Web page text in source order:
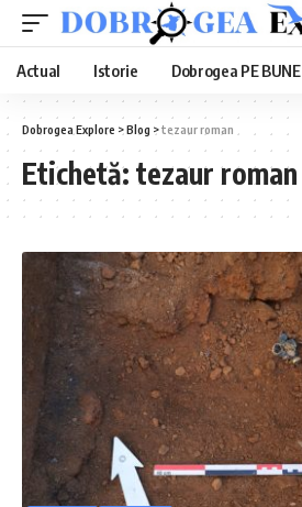
Actual Istorie Dobrogea PE BUNE
Dobrogea Explore >Blog >tezaur roman
Etichetă: tezaur roman